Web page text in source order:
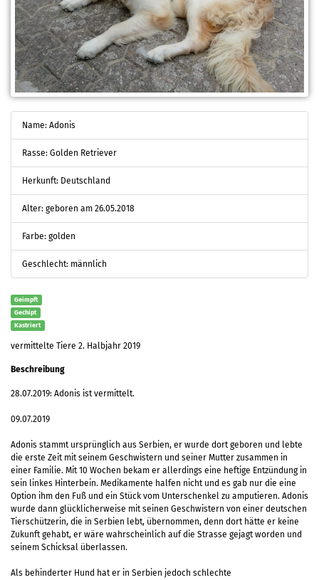
Name: Adonis
Rasse: Golden Retriever
Herkunft: Deutschland
Alter: geboren am 26.05.2018
Farbe: golden
Geschlecht: männlich
Geimpft
Gechipt
Kastriert
vermittelte Tiere 2. Halbjahr 2019
Beschreibung
28.07.2019: Adonis ist vermittelt.
09.07.2019
Adonis stammt ursprünglich aus Serbien, er wurde dort geboren und lebte
die erste Zeit mit seinem Geschwistern und seiner Mutter zusammen in
einer Familie. Mit 10 Wochen bekam er allerdings eine heftige Entzündung in
sein linkes Hinterbein. Medikamente halfen nicht und es gab nur die eine
Option ihm den Fuß und ein Stück vom Unterschenkel zu amputieren. Adonis
wurde dann glücklicherweise mit seinen Geschwistern von einer deutschen
Tierschützerin, die in Serbien lebt, übernommen, denn dort hätte er keine
Zukunft gehabt, er wäre wahrscheinlich auf die Strasse gejagt worden und
seinem Schicksal überlassen.
Als behinderter Hund hat er in Serbien jedoch schlechte